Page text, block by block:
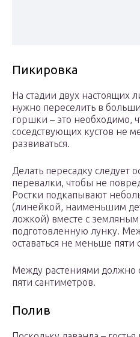
Пикировка
На стадии двух настоящих
нужно переселить в
горшки – это необходимо,
соседствующих кустов не
развиваться.
Делать пересадку следует
перевалки, чтобы не
Ростки подкапывают
(линейкой, наименьшим
ложкой) вместе с
подготовленную лунку.
оставаться не меньше пяти
Между растениями должно
пяти сантиметров.
Полив